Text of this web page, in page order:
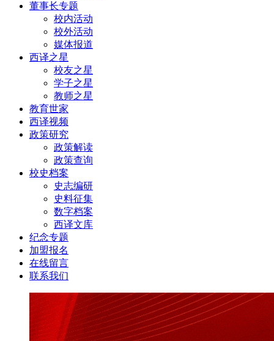
董事长专题
校内活动
校外活动
媒体报道
西译之星
校友之星
学子之星
教师之星
教育世家
西译视频
政策研究
政策解读
政策查询
校史档案
史志编研
史料征集
数字档案
西译文库
纪念专题
加盟报名
在线留言
联系我们